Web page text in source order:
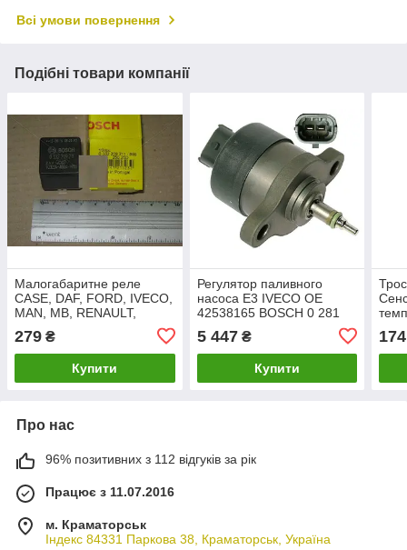
Всі умови повернення
Подібні товари компанії
Малогабаритне реле
CASE, DAF, FORD, IVECO,
MAN, MB, RENAULT,
41040442 Bosch 0 332 209
211
279 ₴
Купити
Регулятор паливного
насоса Е3 IVECO ОЕ
42538165 BOSCH 0 281
5 447₴
Купити
174
Про нас
96% позитивних з 112 відгуків за рік
Працює з 11.07.2016
м. Краматорськ
Індекс 84331 Паркова 38, Краматорськ, Україна